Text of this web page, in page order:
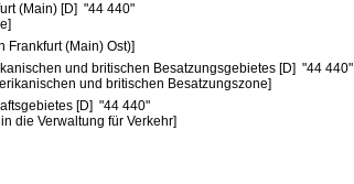
(Main) [D] "44 440"
(Main) Ost)]
und britischen Besatzungsgebietes [D] "44 440"
und britischen Besatzungszone]
[D] "44 440"
die Verwaltung für Verkehr]